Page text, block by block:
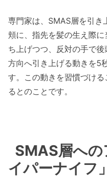
専門家は、SMAS層を引き
頬に、指先を髪の生え際
ち上げつつ、反対の手で
方向へ引き上げる動きを5
す。この動きを習慣づけ
るとのことです。
SMAS層へ
イパーナイフ」